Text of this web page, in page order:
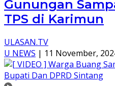
Gunungan
TPS di Karimun
ULASAN.TV
U NEWS | 11 November,